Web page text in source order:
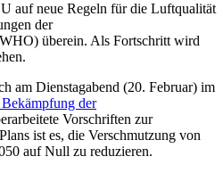
auf neue Regeln für die Luftqualität
der
überein. Als Fortschritt wird
am Dienstagabend (20. Februar) im
der
Vorschriften zur
ist es, die Verschmutzung von
auf Null zu reduzieren.